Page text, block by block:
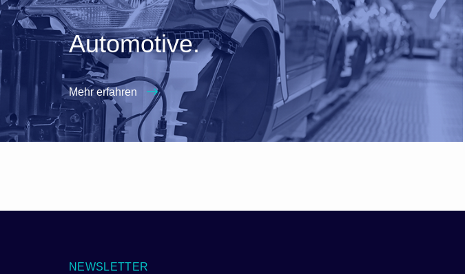
Automotive.
Mehr erfahren
NEWSLETTER